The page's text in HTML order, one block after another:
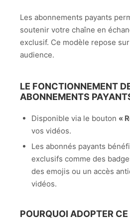
Les abonnements payants
soutenir votre chaîne en
exclusif. Ce modèle repose
audience.
LE FONCTIONNEMENT
ABONNEMENTS
Disponible via le bouton «
vos vidéos.
Les abonnés payants
exclusifs comme des
des emojis ou un accès
vidéos.
POURQUOI ADOPTER